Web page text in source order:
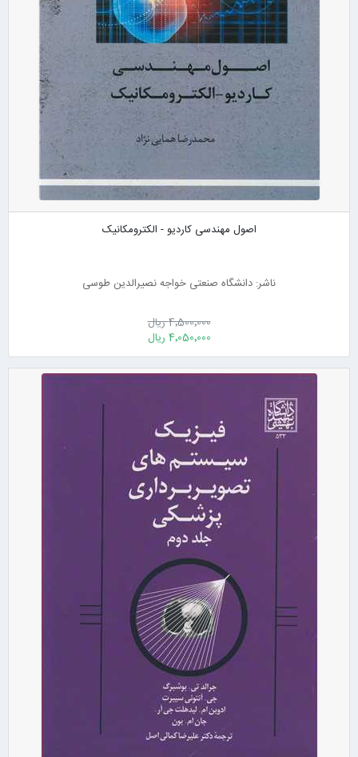
اصول مهندسی کاردیو - الکترومکانیک
ناشر: دانشگاه صنعتی خواجه نصیرالدین طوسی
4٬500٬000 ریال
4٬050٬000 ریال